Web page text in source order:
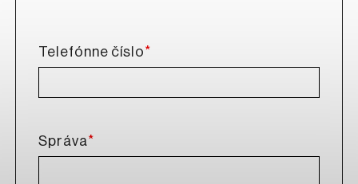
Telefónne číslo*
Správa*